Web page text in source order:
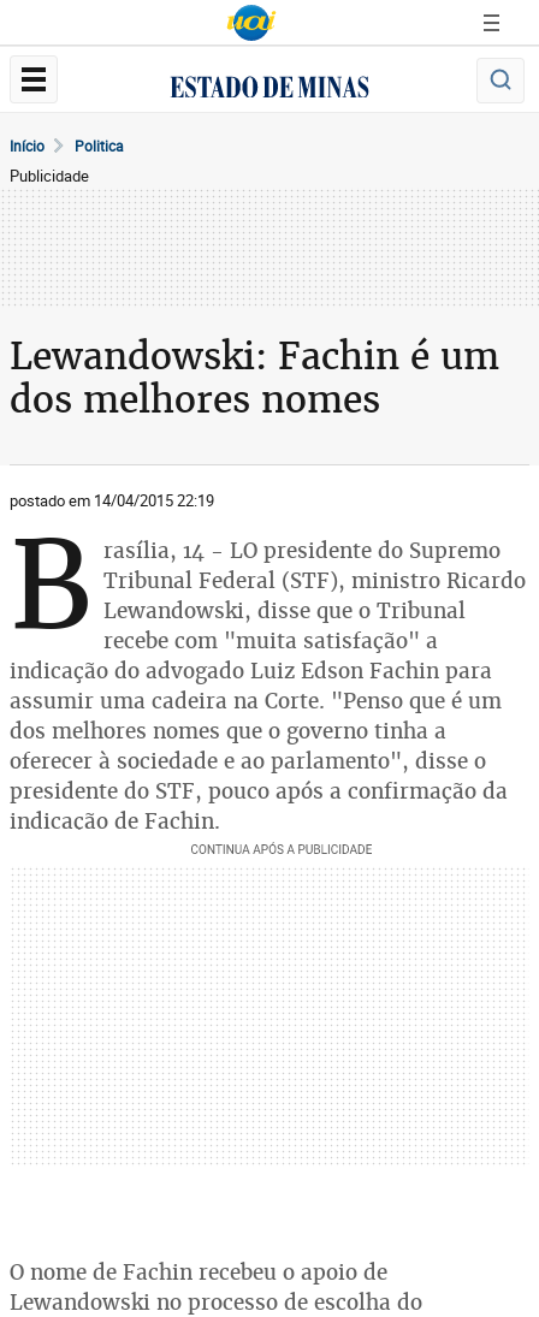
Início Politica
Publicidade
Lewandowski: Fachin é um
dos melhores nomes
postado em 14/04/2015 22:19
B rasília, 14 - LO presidente do Supremo
Tribunal Federal (STF), ministro Ricardo
Lewandowski, disse que o Tribunal
recebe com "muita satisfação" a
indicação do advogado Luiz Edson Fachin para
assumir uma cadeira na Corte. "Penso que é um
dos melhores nomes que o governo tinha a
oferecer à sociedade e ao parlamento", disse o
presidente do STF, pouco após a confirmação da
indicação de Fachin.
O nome de Fachin recebeu o apoio de
Lewandowski no processo de escolha do